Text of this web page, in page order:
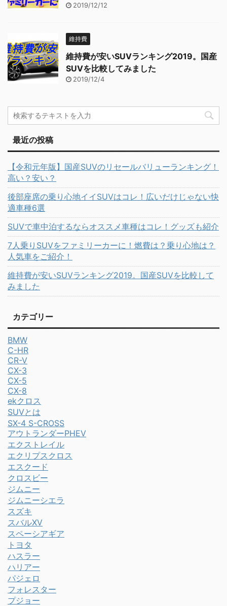
2019/12/12
維持費
維持費が安いSUVランキング2019。国産
SUVを比較してみました
2019/12/4
最近の投稿
【令和元年版】国産SUVのリセールバリューランキング！
高い？安い？
後部座席の乗り心地イイSUVはコレ！広いだけじゃない快
適車種6選
SUVで車中泊するならオススメ車種はコレ！グッズも紹介
7人乗りSUVをファミリーカーに！燃費は？乗り心地は？
人気車をご紹介！
維持費が安いSUVランキング2019。国産SUVを比較して
みました
カテゴリー
BMW
C-HR
CR-V
CX-3
CX-5
CX-8
ekクロス
SUVとは
SX-4 S-CROSS
アウトランダーPHEV
エクストレイル
エクリプスクロス
エスクード
クロスビー
ジムニー
ジムニーシエラ
スズキ
スバルXV
スペーシアギア
トヨタ
ハスラー
ハリアー
パジェロ
フォレスター
プジョー